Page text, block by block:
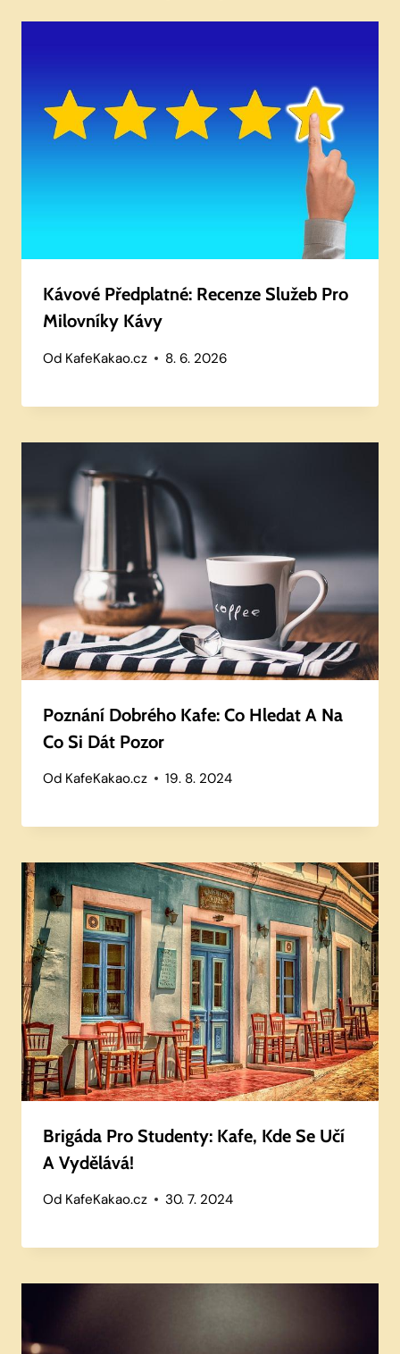
Kávové Předplatné: Recenze Služeb Pro
Milovníky Kávy
Od KafeKakao.cz 8. 6. 2026
Poznání Dobrého Kafe: Co Hledat A Na
Co Si Dát Pozor
Od KafeKakao.cz 19. 8. 2024
Brigáda Pro Studenty: Kafe, Kde Se Učí
A Vydělává!
Od KafeKakao.cz 30. 7. 2024